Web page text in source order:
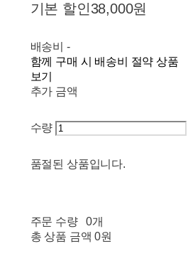
기본 할인38,000원
배송비 -
함께 구매 시 배송비 절약 상품
보기
추가 금액
수량
품절된 상품입니다.
주문 수량
0개
총 상품 금액 0원